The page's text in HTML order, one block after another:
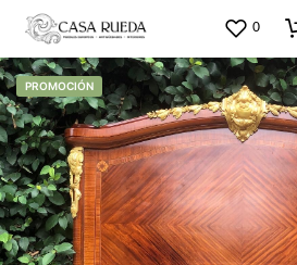
0
PROMOCIÓN